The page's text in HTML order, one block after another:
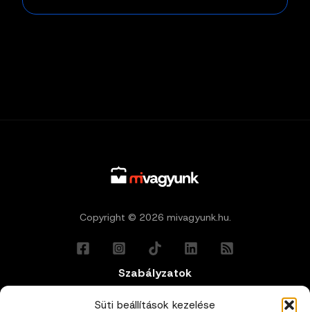
Süti beállítások kezelése
Copyright © 2026 mivagyunk.hu.
Szabályzatok
Általános Felhasználási Feltételek